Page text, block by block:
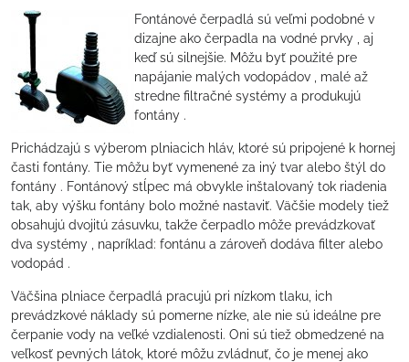
Fontánové čerpadlá sú veľmi podobné v
dizajne ako čerpadla na vodné prvky , aj
keď sú silnejšie. Môžu byť použité pre
napájanie malých vodopádov , malé až
stredne filtračné systémy a produkujú
fontány .
Prichádzajú s výberom plniacich hláv, ktoré sú pripojené k hornej
časti fontány. Tie môžu byť vymenené za iný tvar alebo štýl do
fontány . Fontánový stĺpec má obvykle inštalovaný tok riadenia
tak, aby výšku fontány bolo možné nastaviť. Väčšie modely tiež
obsahujú dvojitú zásuvku, takže čerpadlo môže prevádzkovať
dva systémy , napríklad: fontánu a zároveň dodáva filter alebo
vodopád .
Väčšina plniace čerpadlá pracujú pri nízkom tlaku, ich
prevádzkové náklady sú pomerne nízke, ale nie sú ideálne pre
čerpanie vody na veľké vzdialenosti. Oni sú tiež obmedzené na
veľkosť pevných látok, ktoré môžu zvládnuť, čo je menej ako